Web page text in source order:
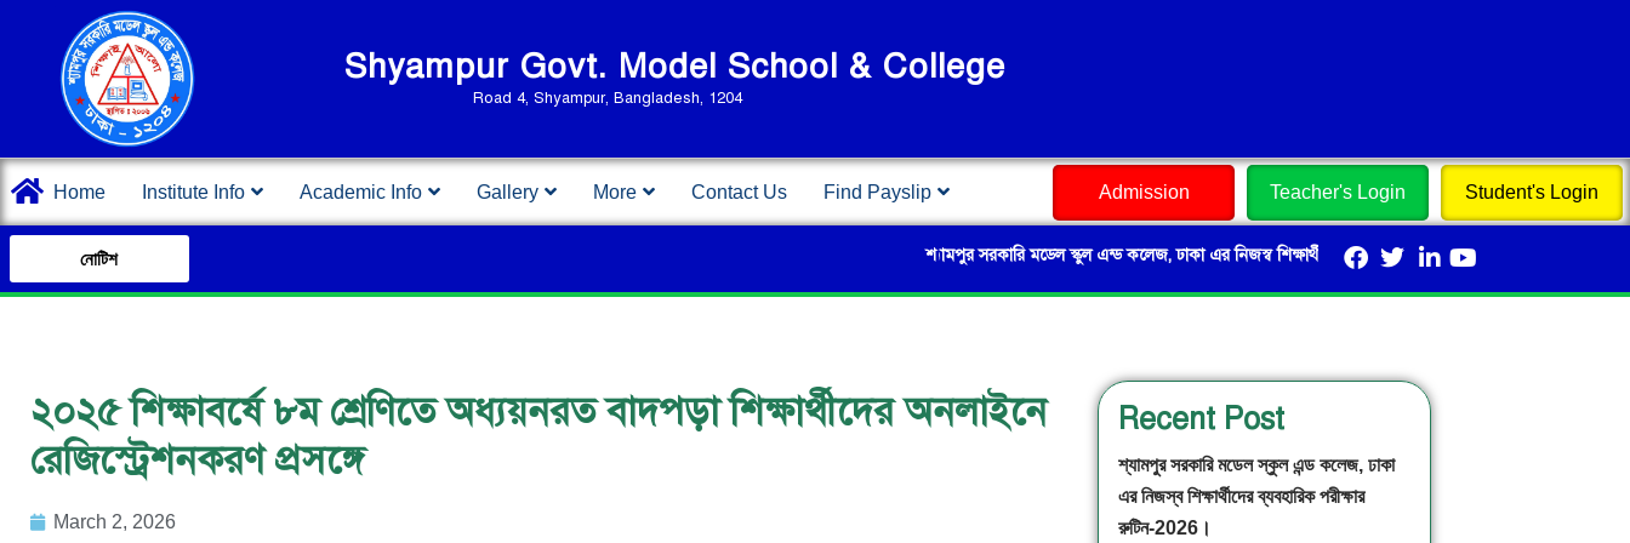
Shyampur Govt. Model School & College
Road 4, Shyampur, Bangladesh, 1204
Home Institute Info Academic Info Gallery More Contact Us Find Payslip Admission Teacher's Login Student's Login
নোটিশ শ্যামপুর সরকারি মডেল স্কুল এন্ড কলেজ, ঢাকা এর নিজস্ব শিক্ষার্থীদের ব্যবহারিক পরীক্ষার রুটিন-2026।
২০২৫ শিক্ষাবর্ষে ৮ম শ্রেণিতে অধ্যয়নরত বাদপড়া শিক্ষার্থীদের অনলাইনে
রেজিস্ট্রেশনকরণ প্রসঙ্গে
March 2, 2026
Recent Post
শ্যামপুর সরকারি মডেল স্কুল এন্ড কলেজ, ঢাকা
এর নিজস্ব শিক্ষার্থীদের ব্যবহারিক পরীক্ষার
রুটিন-2026।